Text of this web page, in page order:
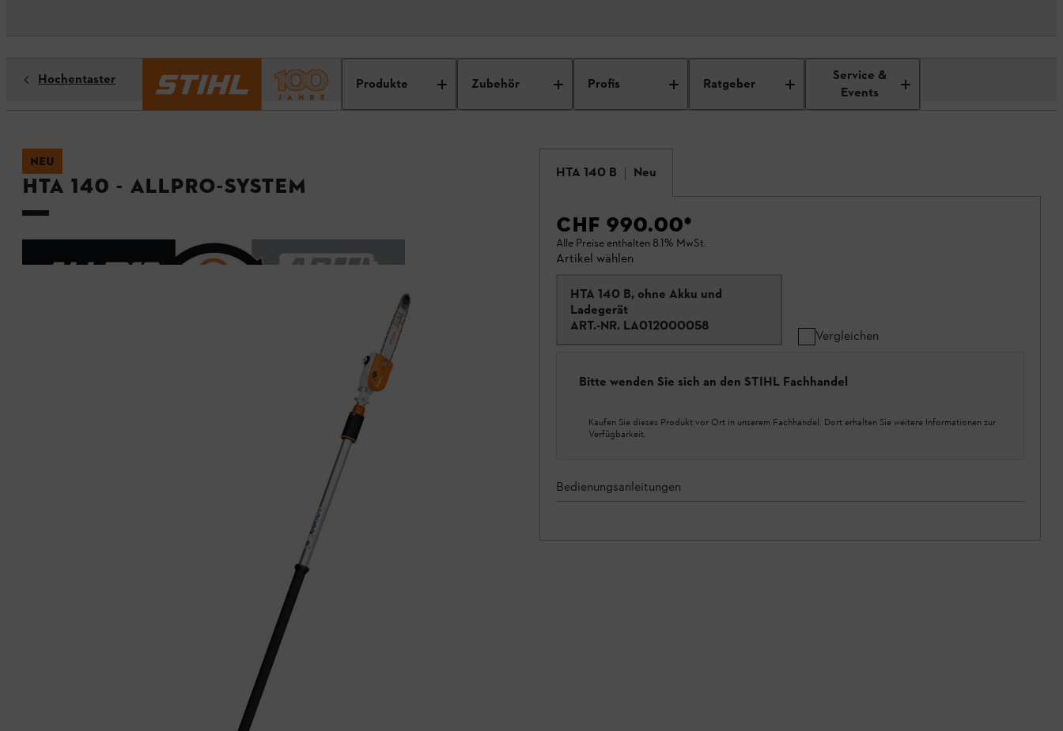
Produkte Zubehör Profis Ratgeber
Service &
Events
Hochentaster
NEU
HTA 140 - ALLPRO-System
HTA 140 B Neu
CHF 990.00*
Alle Preise enthalten 8.1% MwSt.
Artikel wählen
HTA 140 B, ohne Akku und
Ladegerät
ART.-NR. LA012000058
Vergleichen
Bitte wenden Sie sich an den STIHL Fachhandel
Kaufen Sie dieses Produkt vor Ort in unserem Fachhandel. Dort erhalten Sie weitere Informationen zur
Verfügbarkeit.
Bedienungsanleitungen